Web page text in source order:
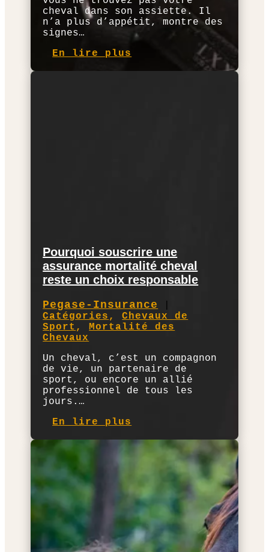
cheval dans son assiette. Il
n’a plus d’appétit, montre des
signes…
En lire plus
Pourquoi souscrire une
assurance mortalité cheval
reste un choix responsable
Pegase-Insurance
Catégories ,Chevaux de
Sport ,Mortalité des
Chevaux
Un cheval, c’est un compagnon
de vie, un partenaire de
sport, ou encore un allié
professionnel de tous les
jours.…
En lire plus